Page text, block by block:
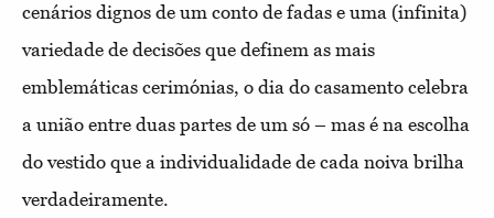
cenários dignos de um conto de fadas e uma (infinita)
variedade de decisões que definem as mais
emblemáticas cerimónias, o dia do casamento celebra
a união entre duas partes de um só – mas é na escolha
do vestido que a individualidade de cada noiva brilha
verdadeiramente.